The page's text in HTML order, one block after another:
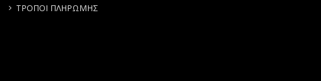
ΤΡΟΠΟΙ ΠΛΗΡΩΜΗΣ